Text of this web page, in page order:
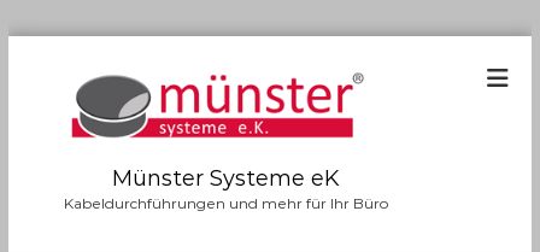
Münster Systeme eK
Kabeldurchführungen und mehr für Ihr Büro